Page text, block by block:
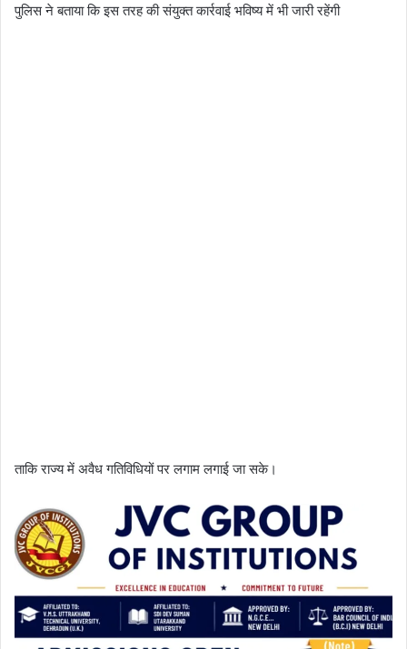
पुलिस ने बताया कि इस तरह की संयुक्त कार्रवाई भविष्य में भी जारी रहेंगी
ताकि राज्य में अवैध गतिविधियों पर लगाम लगाई जा सके।